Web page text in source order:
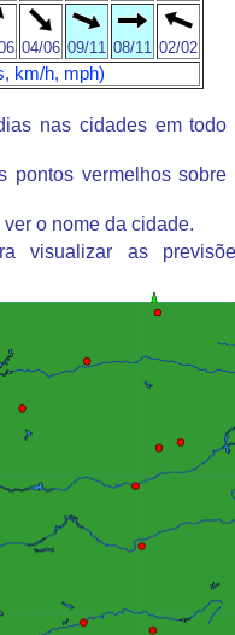
04/06 09/11 08/11 02/02
km/h, mph)
nas cidades em todo
pontos vermelhos sobre
o nome da cidade.
visualizar as